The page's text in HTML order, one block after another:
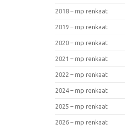
2018 – mp renkaat
2019 – mp renkaat
2020 – mp renkaat
2021 – mp renkaat
2022 – mp renkaat
2024 – mp renkaat
2025 – mp renkaat
2026 – mp renkaat